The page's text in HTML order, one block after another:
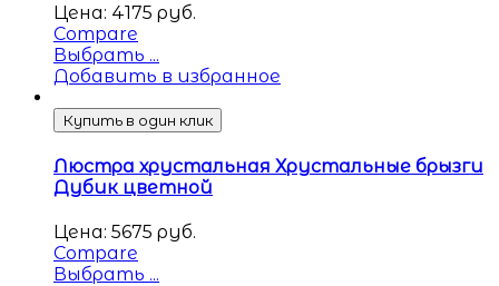
Цена: 4175 руб.
Compare
Выбрать ...
Добавить в избранное
Купить в один клик
Люстра хрустальная Хрустальные брызги
Дубик цветной
Цена: 5675 руб.
Compare
Выбрать ...